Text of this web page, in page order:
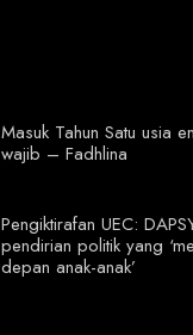
Masuk Tahun Satu usia
wajib – Fadhlina
Pengiktirafan UEC:
pendirian politik yang
depan anak-anak’